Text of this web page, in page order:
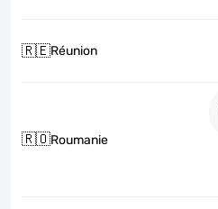
🇷🇪Réunion
🇷🇴Roumanie